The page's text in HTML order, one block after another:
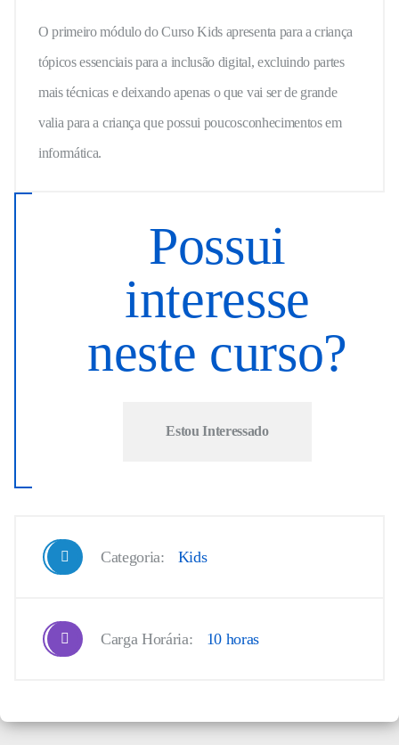
O primeiro módulo do Curso Kids apresenta para a criança
tópicos essenciais para a inclusão digital, excluindo partes
mais técnicas e deixando apenas o que vai ser de grande
valia para a criança que possui poucosconhecimentos em
informática.
Possui
interesse
neste curso?
Estou Interessado
Categoria: Kids
Carga Horária: 10 horas